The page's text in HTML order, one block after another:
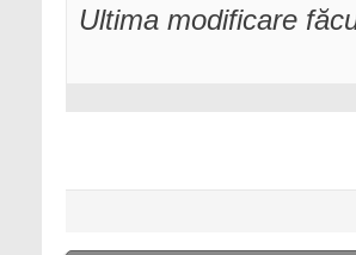
Ultima modificare